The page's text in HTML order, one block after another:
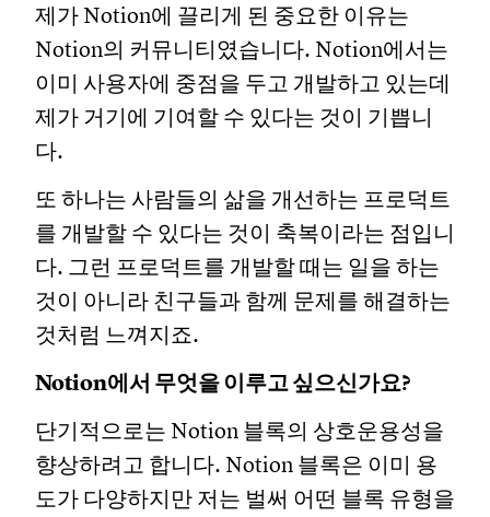
제가 Notion에 끌리게 된 중요한 이유는
Notion의 커뮤니티였습니다. Notion에서는
이미 사용자에 중점을 두고 개발하고 있는데
제가 거기에 기여할 수 있다는 것이 기쁩니
다.
또 하나는 사람들의 삶을 개선하는 프로덕트
를 개발할 수 있다는 것이 축복이라는 점입니
다. 그런 프로덕트를 개발할 때는 일을 하는
것이 아니라 친구들과 함께 문제를 해결하는
것처럼 느껴지죠.
Notion에서 무엇을 이루고 싶으신가요?
단기적으로는 Notion 블록의 상호운용성을
향상하려고 합니다. Notion 블록은 이미 용
도가 다양하지만 저는 벌써 어떤 블록 유형을